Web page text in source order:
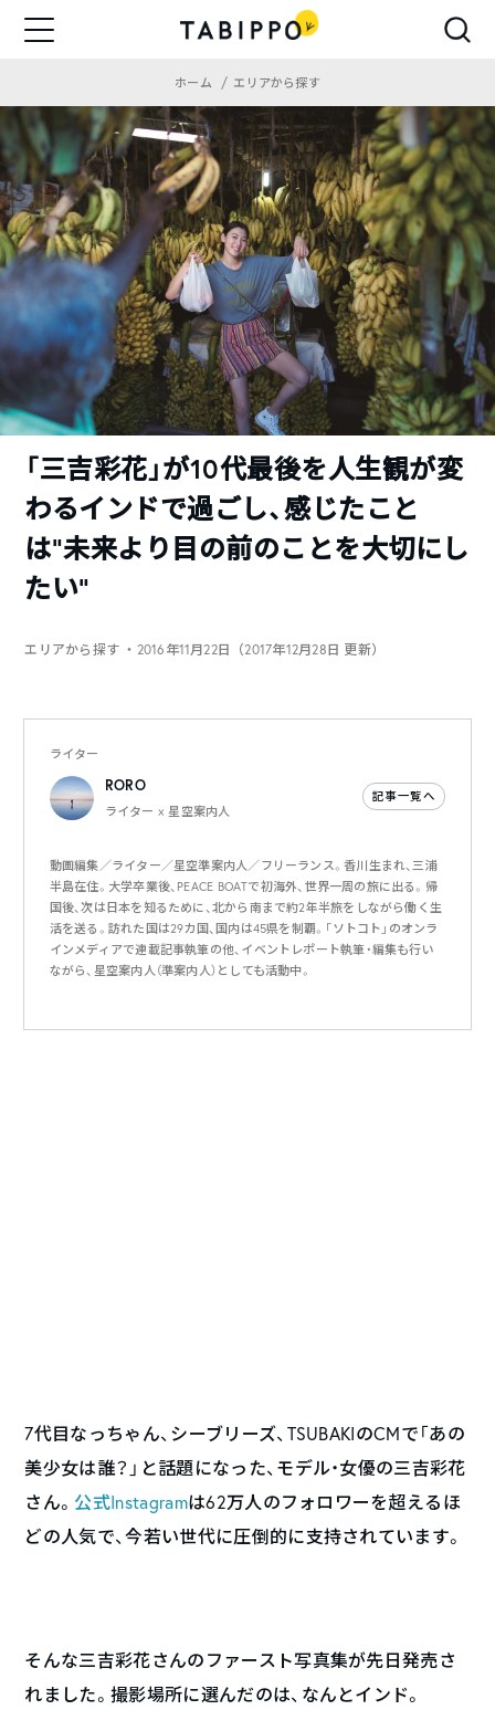
ホーム エリアから探す
「三吉彩花」が10代最後を人生観が変
わるインドで過ごし、感じたこと
は“未来より目の前のことを大切にし
たい”
エリアから探す ・2016年11月22日（2017年12月28日 更新）
ライター
RORO
ライター × 星空案内人
記事一覧へ
動画編集／ライター／星空準案内人／フリーランス。香川生まれ、三浦
半島在住。大学卒業後、PEACE BOATで初海外、世界一周の旅に出る。帰
国後、次は日本を知るために、北から南まで約2年半旅をしながら働く生
活を送る。訪れた国は29カ国、国内は45県を制覇。「ソトコト」のオンラ
インメディアで連載記事執筆の他、イベントレポート執筆・編集も行い
ながら、星空案内人（準案内人）としても活動中。
7代目なっちゃん、シーブリーズ、TSUBAKIのCMで「あの
美少女は誰？」と話題になった、モデル・女優の三吉彩花
さん。 公式Instagramは62万人のフォロワーを超えるほ
どの人気で、今若い世代に圧倒的に支持されています。
そんな三吉彩花さんのファースト写真集が先日発売さ
れました。撮影場所に選んだのは、なんとインド。